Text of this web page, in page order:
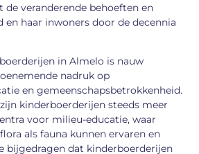
de veranderende behoeften en
en haar inwoners door de decennia
in Almelo is nauw
nadruk op
en gemeenschapsbetrokkenheid.
kinderboerderijen steeds meer
voor milieu-educatie, waar
als fauna kunnen ervaren en
bijgedragen dat kinderboerderijen